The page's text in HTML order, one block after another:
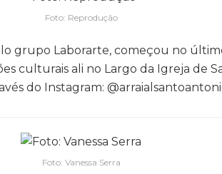
Foto: Reprodução
grupo Laborarte, começou no
culturais ali no Largo da Igreja de
do Instagram:
Foto: Vanessa Serra